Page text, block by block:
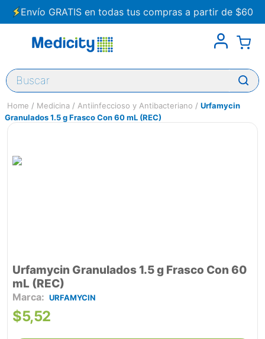
Envío GRATIS en todas tus compras a partir de $60
Buscar
Medicina Antiinfeccioso y Antibacteriano
Urfamycin
Granulados 1.5 g Frasco Con 60 mL (REC)
Urfamycin Granulados 1.5 g Frasco Con 60
mL (REC)
URFAMYCIN
$5,52